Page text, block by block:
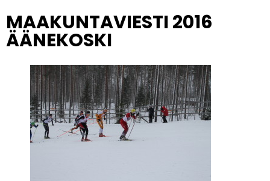
MAAKUNTAVIESTI 2016
ÄÄNEKOSKI